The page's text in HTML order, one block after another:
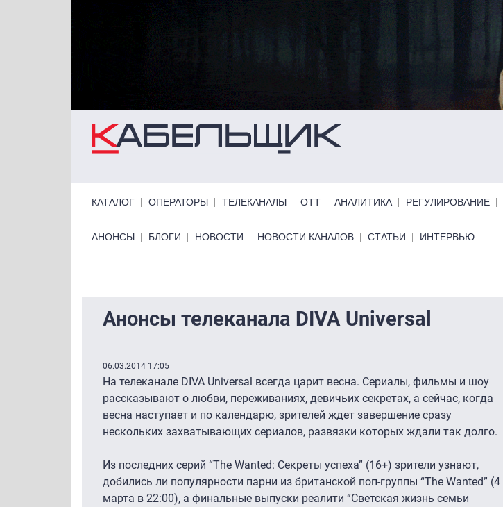
КАТАЛОГ ОПЕРАТОРЫ ТЕЛЕКАНАЛЫ ОТТ АНАЛИТИКА РЕГУЛИРОВАНИЕ
Primary links bottom
АНОНСЫ БЛОГИ НОВОСТИ НОВОСТИ КАНАЛОВ СТАТЬИ ИНТЕРВЬЮ
Анонсы телеканала DIVA Universal
06.03.2014 17:05
На телеканале DIVA Universal всегда царит весна. Сериалы, фильмы и шоу
рассказывают о любви, переживаниях, девичьих секретах, а сейчас, когда
весна наступает и по календарю, зрителей ждет завершение сразу
нескольких захватывающих сериалов, развязки которых ждали так долго.
Из последних серий “The Wanted: Секреты успеха” (16+) зрители узнают,
добились ли популярности парни из британской поп-группы “The Wanted” (4
марта в 22:00), а финальные выпуски реалити “Светская жизнь семьи